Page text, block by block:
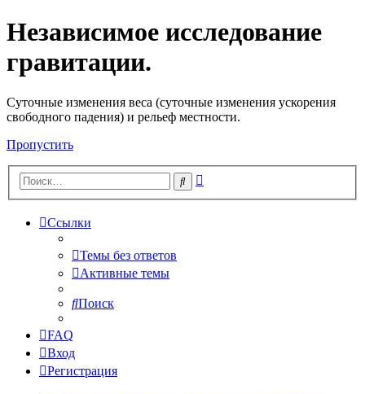
Независимое исследование
гравитации.
Cуточные изменения веса (суточные изменения ускорения
свободного падения) и рельеф местности.
Пропустить
Поиск
Ссылки
Темы без ответов
Активные темы
Поиск
FAQ
Вход
Регистрация